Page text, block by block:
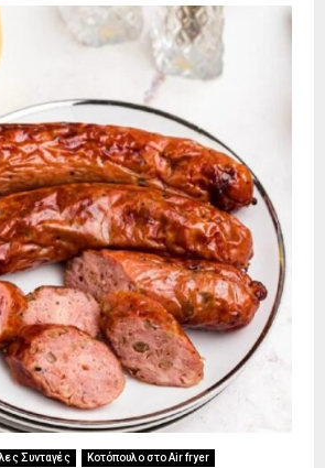
Συνταγές
Κοτόπουλο στο Air fryer